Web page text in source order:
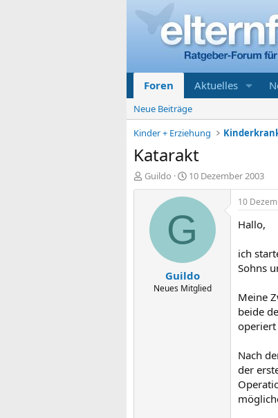
Foren Aktuelles
Neue Beiträge
Kinder + Erziehung
Katarakt
E
r
Guildo
E
r
s
e
l
t
a
m
10 Dezember 2003
G
Guildo
Neues Mitglied
10
Hallo,
ich
Sohns
Meine
beide
operiert
Nach
der